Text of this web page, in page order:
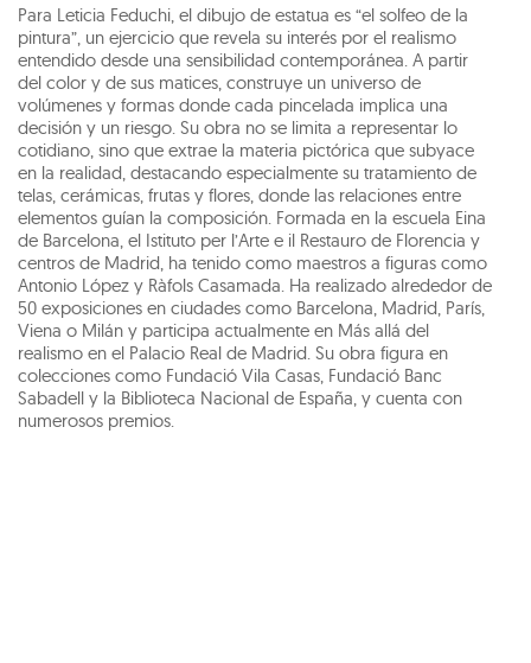
Para Leticia Feduchi, el dibujo de estatua es “el solfeo de la
pintura”, un ejercicio que revela su interés por el realismo
entendido desde una sensibilidad contemporánea. A partir
del color y de sus matices, construye un universo de
volúmenes y formas donde cada pincelada implica una
decisión y un riesgo. Su obra no se limita a representar lo
cotidiano, sino que extrae la materia pictórica que subyace
en la realidad, destacando especialmente su tratamiento de
telas, cerámicas, frutas y flores, donde las relaciones entre
elementos guían la composición. Formada en la escuela Eina
de Barcelona, el Istituto per l’Arte e il Restauro de Florencia y
centros de Madrid, ha tenido como maestros a figuras como
Antonio López y Ràfols Casamada. Ha realizado alrededor de
50 exposiciones en ciudades como Barcelona, Madrid, París,
Viena o Milán y participa actualmente en Más allá del
realismo en el Palacio Real de Madrid. Su obra figura en
colecciones como Fundació Vila Casas, Fundació Banc
Sabadell y la Biblioteca Nacional de España, y cuenta con
numerosos premios.